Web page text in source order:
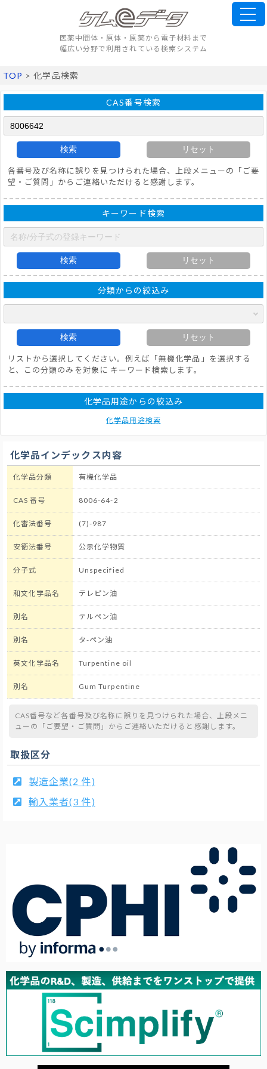
医薬中間体・原体・原薬から電子材料まで
幅広い分野で利用されている検索システム
TOP > 化学品検索
CAS番号検索
検索 リセット
各番号及び名称に誤りを見つけられた場合、上段メニューの「ご要
望・ご質問」からご連絡いただけると感謝します。
キーワード検索
検索 リセット
分類からの絞込み
検索 リセット
リストから選択してください。例えば「無機化学品」を選択する
と、この分類のみを対象に キーワード検索します。
化学品用途からの絞込み
化学品用途検索
化学品インデックス内容
化学品分類 有機化学品
CAS 番号 8006-64-2
化審法番号 (7)-987
安衛法番号 公示化学物質
分子式 Unspecified
和文化学品名 テレピン油
別名 テルペン油
別名 タ-ペン油
英文化学品名 Turpentine oil
別名 Gum Turpentine
CAS番号など各番号及び名称に誤りを見つけられた場合、上段メニ
ューの「ご要望・ご質問」からご連絡いただけると感謝します。
取扱区分
製造企業(2 件)
輸入業者(3 件)